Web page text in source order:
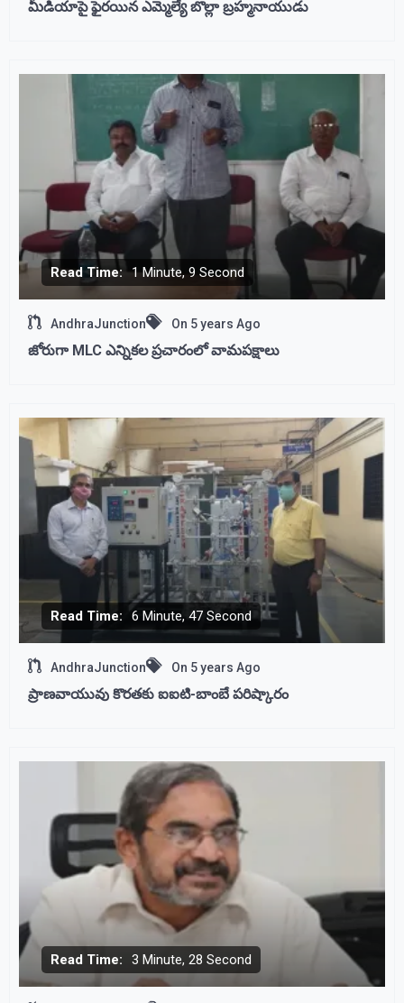
మీడియాపై ఫైరయిన ఎమ్మెల్యే బొల్లా బ్రహ్మనాయుడు
Read Time: 1 Minute, 9 Second
AndhraJunction On 5 years Ago
జోరుగా MLC ఎన్నికల ప్రచారంలో వామపక్షాలు
Read Time: 6 Minute, 47 Second
AndhraJunction On 5 years Ago
ప్రాణవాయువు కొరతకు ఐఐటి-బాంబే పరిష్కారం
Read Time: 3 Minute, 28 Second